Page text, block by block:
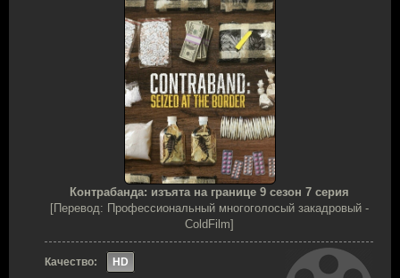
Контрабанда: изъята на границе 9 сезон 7 серия
[Перевод: Профессиональный многоголосый закадровый -
ColdFilm]
Качество:
HD